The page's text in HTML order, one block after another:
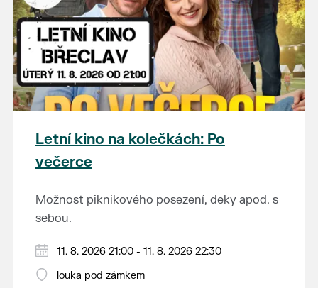
Letní kino na kolečkách: Po
večerce
Možnost piknikového posezení, deky apod. s
sebou.
V případě nepřízně počasí se promítání ruší.
Kino otevřeno hodinu před promítáním,
11. 8. 2026 21:00 - 11. 8. 2026 22:30
louka pod zámkem